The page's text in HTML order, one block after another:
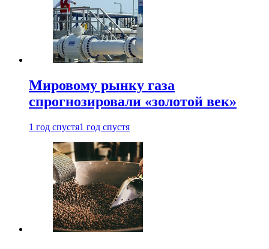
Мировому рынку газа
спрогнозировали «золотой век»
1 год спустя1 год спустя